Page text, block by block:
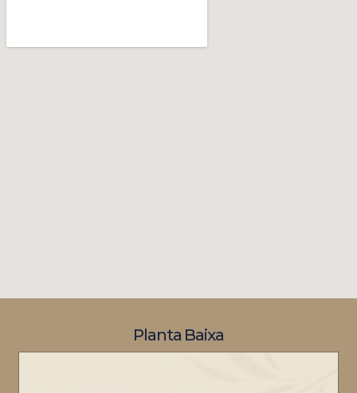
Planta Baixa